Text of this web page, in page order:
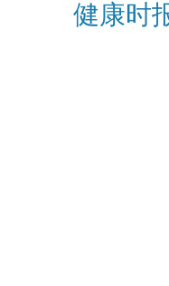
健康时